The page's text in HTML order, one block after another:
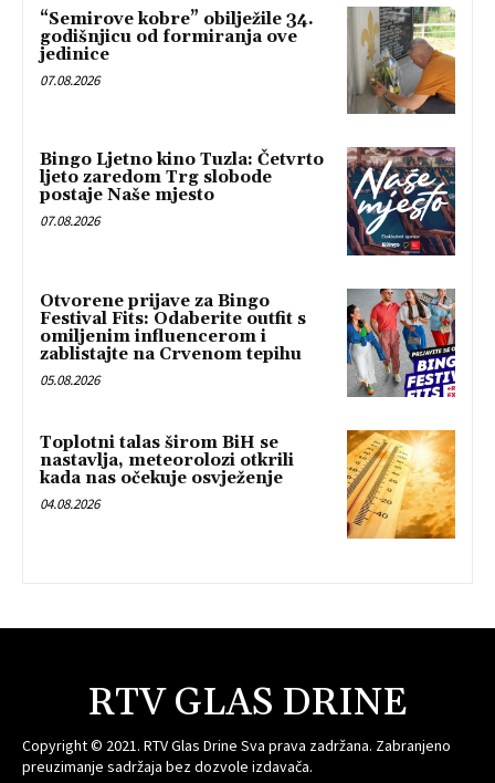
“Semirove kobre” obilježile 34.
godišnjicu od formiranja ove
jedinice
07.08.2026
Bingo Ljetno kino Tuzla: Četvrto
ljeto zaredom Trg slobode
postaje Naše mjesto
07.08.2026
Otvorene prijave za Bingo
Festival Fits: Odaberite outfit s
omiljenim influencerom i
zablistajte na Crvenom tepihu
05.08.2026
Toplotni talas širom BiH se
nastavlja, meteorolozi otkrili
kada nas očekuje osvježenje
04.08.2026
RTV GLAS DRINE
Copyright © 2021. RTV Glas Drine Sva prava zadržana. Zabranjeno
preuzimanje sadržaja bez dozvole izdavača.